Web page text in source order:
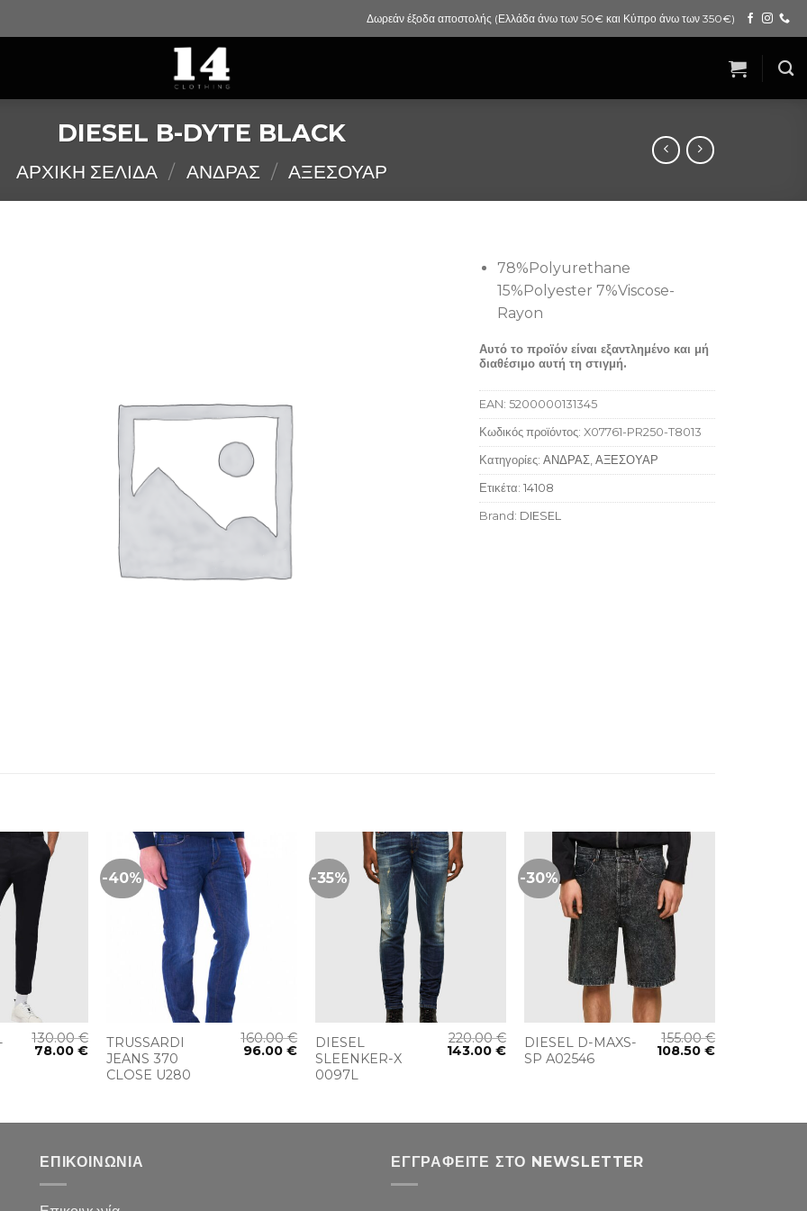
Δωρεάν έξοδα αποστολής (Ελλάδα άνω των 50€ και Κύπρο άνω των 350€)
DIESEL B-DYTE BLACK
ΑΡΧΙΚΉ ΣΕΛΊΔΑ / ΑΝΔΡΑΣ / ΑΞΕΣΟΥΑΡ
78%Polyurethane
15%Polyester 7%Viscose-
Rayon
Αυτό το προϊόν είναι εξαντλημένο και μή
διαθέσιμο αυτή τη στιγμή.
EAN: 5200000131345
Κωδικός προϊόντος: X07761-PR250-T8013
Κατηγορίες: ΑΝΔΡΑΣ, ΑΞΕΣΟΥΑΡ
Ετικέτα: 14108
Brand: DIESEL
130.00€
78.00€
-40%
TRUSSARDI
JEANS 370
CLOSE U280
160.00€
96.00€
-35%
DIESEL
SLEENKER-X
0097L
220.00€
143.00€
-30%
DIESEL D-MAXS-
SP A02546
155.00€
108.50€
ΕΠΙΚΟΙΝΩΝΙΑ ΕΓΓΡΑΦΕΊΤΕ ΣΤΟ NEWSLETTER